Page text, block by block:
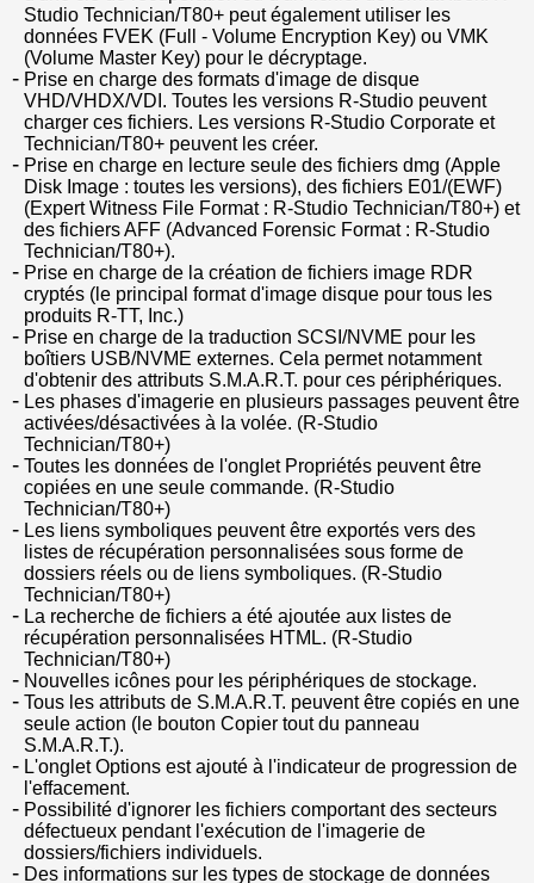
Studio Technician/T80+ peut également utiliser les
données FVEK (Full - Volume Encryption Key) ou VMK
(Volume Master Key) pour le décryptage.
Prise en charge des formats d'image de disque
VHD/VHDX/VDI. Toutes les versions R-Studio peuvent
charger ces fichiers. Les versions R-Studio Corporate et
Technician/T80+ peuvent les créer.
Prise en charge en lecture seule des fichiers dmg (Apple
Disk Image : toutes les versions), des fichiers E01/(EWF)
(Expert Witness File Format : R-Studio Technician/T80+) et
des fichiers AFF (Advanced Forensic Format : R-Studio
Technician/T80+).
Prise en charge de la création de fichiers image RDR
cryptés (le principal format d'image disque pour tous les
produits R-TT, Inc.)
Prise en charge de la traduction SCSI/NVME pour les
boîtiers USB/NVME externes. Cela permet notamment
d'obtenir des attributs S.M.A.R.T. pour ces périphériques.
Les phases d'imagerie en plusieurs passages peuvent être
activées/désactivées à la volée. (R-Studio
Technician/T80+)
Toutes les données de l'onglet Propriétés peuvent être
copiées en une seule commande. (R-Studio
Technician/T80+)
Les liens symboliques peuvent être exportés vers des
listes de récupération personnalisées sous forme de
dossiers réels ou de liens symboliques. (R-Studio
Technician/T80+)
La recherche de fichiers a été ajoutée aux listes de
récupération personnalisées HTML. (R-Studio
Technician/T80+)
Nouvelles icônes pour les périphériques de stockage.
Tous les attributs de S.M.A.R.T. peuvent être copiés en une
seule action (le bouton Copier tout du panneau
S.M.A.R.T.).
L'onglet Options est ajouté à l'indicateur de progression de
l'effacement.
Possibilité d'ignorer les fichiers comportant des secteurs
défectueux pendant l'exécution de l'imagerie de
dossiers/fichiers individuels.
Des informations sur les types de stockage de données